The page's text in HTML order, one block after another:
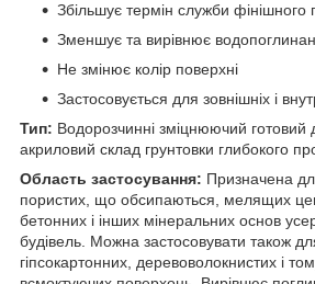
Збільшує термін служби фінішного
Зменшує та вирівнює
Не змінює колір поверхні
Застосовується для зовнішніх і
Тип: Водорозчинні зміцнюючий готовий
акриловий склад грунтовки глибокого
Область застосування: Призначена
пористих, що обсипаються, мелящих
бетонних і інших мінеральних основ
будівель. Можна застосовувати також
гіпсокартонних, деревоволокнистих і